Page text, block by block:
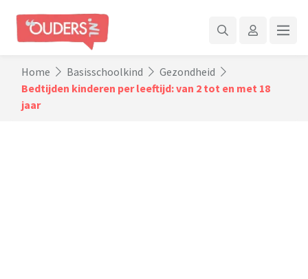
Home Basisschoolkind
Gezondheid
Bedtijden kinderen per leeftijd: van 2 tot en met 18
jaar